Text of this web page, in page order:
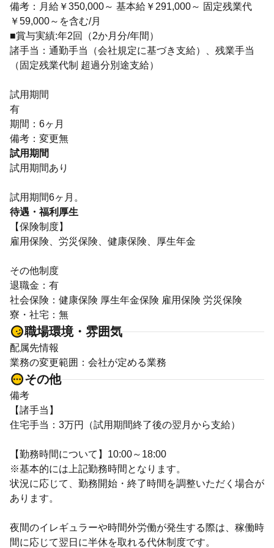
備考：月給￥350,000～ 基本給￥291,000～ 固定残業代
￥59,000～を含む/月
■賞与実績:年2回（2か月分/年間）
諸手当：通勤手当（会社規定に基づき支給）、残業手当
（固定残業代制 超過分別途支給）
試用期間
有
期間：6ヶ月
備考：変更無
試用期間
試用期間あり
試用期間6ヶ月。
待遇・福利厚生
【保険制度】
雇用保険、労災保険、健康保険、厚生年金
その他制度
退職金：有
社会保険：健康保険 厚生年金保険 雇用保険 労災保険
寮・社宅：無
職場環境・雰囲気
配属先情報
業務の変更範囲：会社が定める業務
その他
備考
【諸手当】
住宅手当：3万円（試用期間終了後の翌月から支給）
【勤務時間について】10:00～18:00
※基本的には上記勤務時間となります。
状況に応じて、勤務開始・終了時間を調整いただく場合が
あります。
夜間のイレギュラーや時間外労働が発生する際は、稼働時
間に応じて翌日に半休を取れる代休制度です。